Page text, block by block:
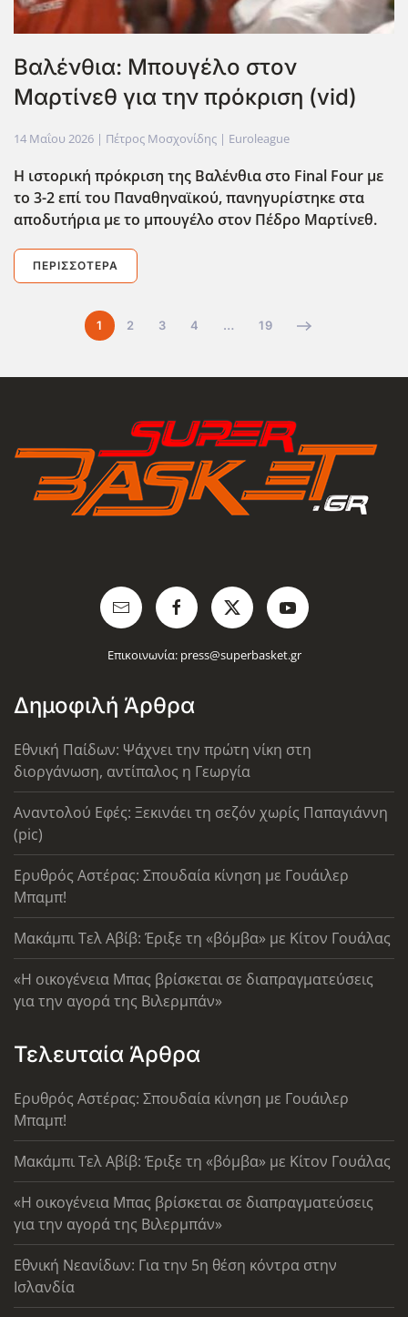
Βαλένθια: Μπουγέλο στον
Μαρτίνεθ για την πρόκριση (vid)
14 Μαΐου 2026 | Πέτρος Μοσχονίδης | Euroleague
Η ιστορική πρόκριση της Βαλένθια στο Final Four με
το 3-2 επί του Παναθηναϊκού, πανηγυρίστηκε στα
αποδυτήρια με το μπουγέλο στον Πέδρο Μαρτίνεθ.
ΠΕΡΙΣΣΌΤΕΡΑ
1 2 3 4 … 19
Επικοινωνία: press@superbasket.gr
Δημοφιλή Άρθρα
Εθνική Παίδων: Ψάχνει την πρώτη νίκη στη
διοργάνωση, αντίπαλος η Γεωργία
Αναντολού Εφές: Ξεκινάει τη σεζόν χωρίς Παπαγιάννη
(pic)
Ερυθρός Αστέρας: Σπουδαία κίνηση με Γουάιλερ
Μπαμπ!
Μακάμπι Τελ Αβίβ: Έριξε τη «βόμβα» με Κίτον Γουάλας
«Η οικογένεια Μπας βρίσκεται σε διαπραγματεύσεις
για την αγορά της Βιλερμπάν»
Τελευταία Άρθρα
Ερυθρός Αστέρας: Σπουδαία κίνηση με Γουάιλερ
Μπαμπ!
Μακάμπι Τελ Αβίβ: Έριξε τη «βόμβα» με Κίτον Γουάλας
«Η οικογένεια Μπας βρίσκεται σε διαπραγματεύσεις
για την αγορά της Βιλερμπάν»
Εθνική Νεανίδων: Για την 5η θέση κόντρα στην
Ισλανδία